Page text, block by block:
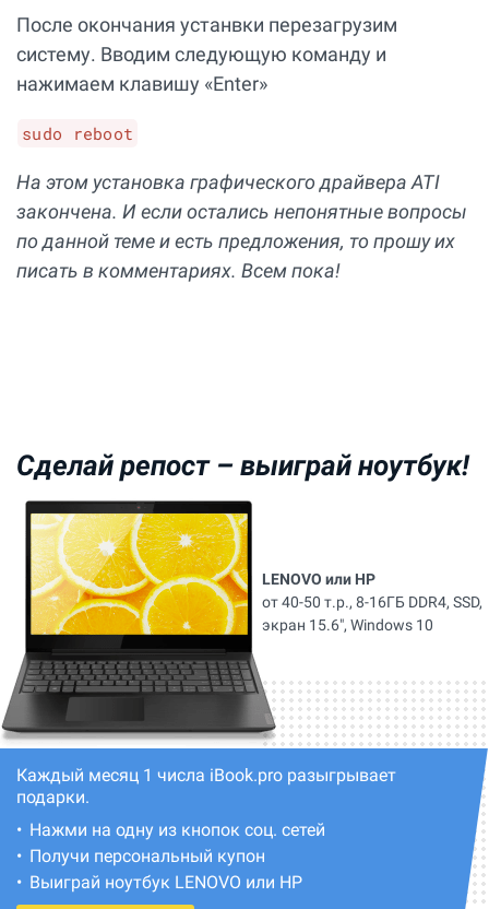
После окончания устанвки перезагрузим
систему. Вводим следующую команду и
нажимаем клавишу «Enter»
sudo reboot
На этом установка графического драйвера ATI
закончена. И если остались непонятные вопросы
по данной теме и есть предложения, то прошу их
писать в комментариях. Всем пока!
Сделай репост – выиграй ноутбук!
Каждый месяц 1 числа iBook.pro разыгрывает
подарки.
Нажми на одну из кнопок соц. сетей
Получи персональный купон
Выиграй ноутбук LENOVO или HP
LENOVO или HP
от 40-50 т.р., 8-16ГБ DDR4, SSD,
экран 15.6", Windows 10